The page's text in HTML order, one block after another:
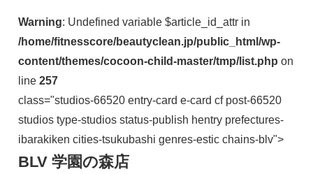
Warning: Undefined variable $article_id_attr in
/home/fitnesscore/beautyclean.jp/public_html/wp-
content/themes/cocoon-child-master/tmp/list.php on
line 257
class="studios-66520 entry-card e-card cf post-66520
studios type-studios status-publish hentry prefectures-
ibarakiken cities-tsukubashi genres-estic chains-blv">
BLV 学園の森店